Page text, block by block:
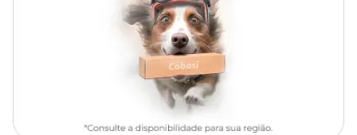
Sua fixação pode ser feita de duas formas:
Fixado pelas bordas com fita adesiva;
Fixado com adesivo líquido transparente (recomendado). Este
método irá permitir que o painel fique totalmente aderido ao vidro,
tornando a sua visualização mais nítida.
Caso a altura do aquário seja menor que o painel, basta
cortá-lo na altura desejada.